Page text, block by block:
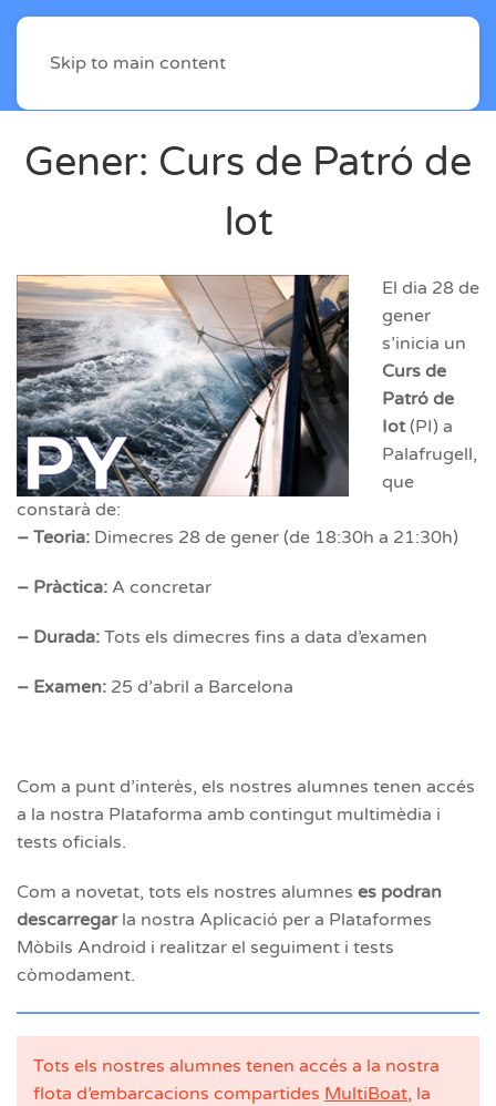
Skip to main content
Gener: Curs de Patró de
Iot
El dia 28 de
gener
s’inicia un
Curs de
Patró de
Iot(PI) a
Palafrugell,
que
constarà de:
– Teoria: Dimecres 28 de gener (de 18:30h a 21:30h)
– Pràctica: A concretar
– Durada: Tots els dimecres fins a data d’examen
– Examen: 25 d’abril a Barcelona
Com a punt d’interès, els nostres alumnes tenen accés
a la nostra Plataforma amb contingut multimèdia i
tests oficials.
Com a novetat, tots els nostres alumnes es podran
descarregarla nostra Aplicació per a Plataformes
Mòbils Android i realitzar el seguiment i tests
còmodament.
Tots els nostres alumnes tenen accés a la nostra
flota d’embarcacions compartides MultiBoat, la